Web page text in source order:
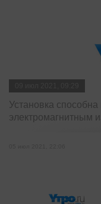
Установка
электромагнитным